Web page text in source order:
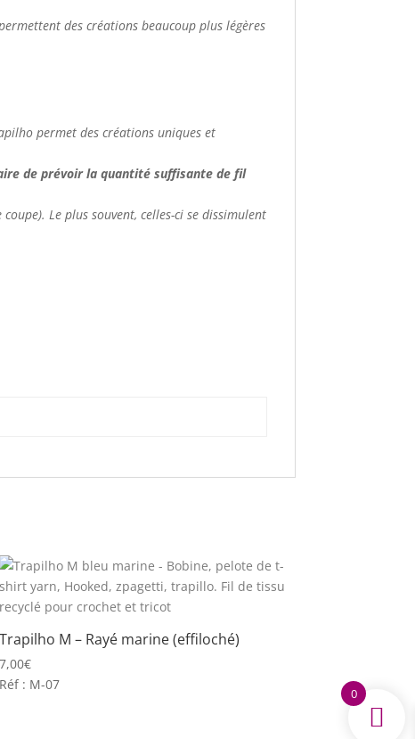
des créations beaucoup plus légères
permet des créations uniques et
de prévoir la quantité suffisante de fil
Le plus souvent, celles-ci se dissimulent
Trapilho M – Rayé marine (effiloché)
7,00€
Réf : M-07
0